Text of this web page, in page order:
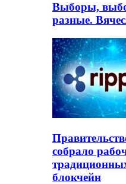
Выборы,
разные.
собрало
блокчейн